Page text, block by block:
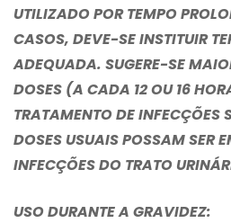
UTILIZADO POR TEMPO
CASOS, DEVE-SE INSTITUIR
ADEQUADA. SUGERE-SE
DOSES (A CADA 12 OU 16
TRATAMENTO DE INFECÇÕES
DOSES USUAIS POSSAM SER
INFECÇÕES DO TRATO
USO DURANTE A GRAVIDEZ: